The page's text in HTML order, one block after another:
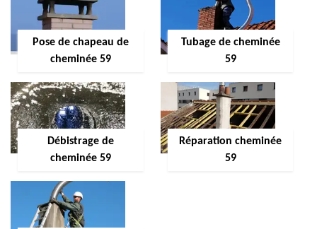
Pose de chapeau de
cheminée 59
Tubage de cheminée
59
Débistrage de
cheminée 59
Réparation cheminée
59